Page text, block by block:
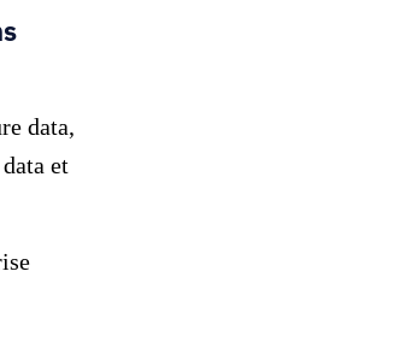
data,
et